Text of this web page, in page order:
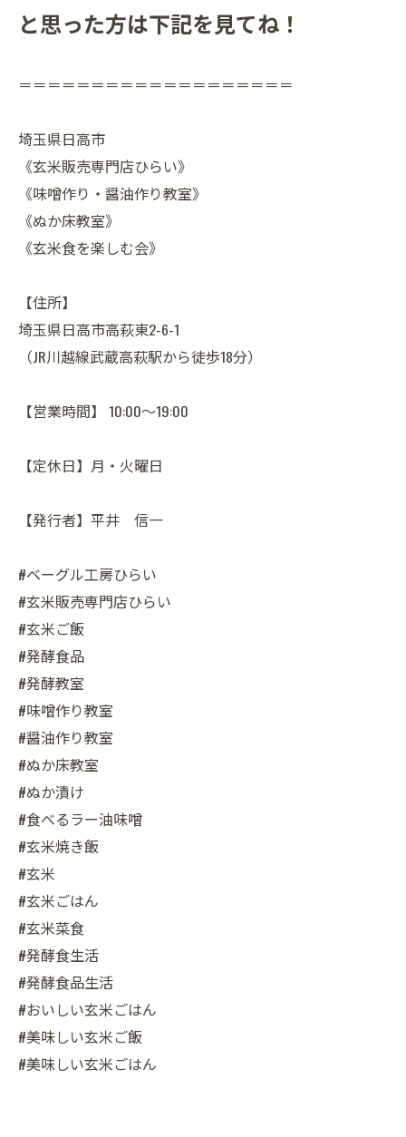
と思った方は下記を見てね！
＝＝＝＝＝＝＝＝＝＝＝＝＝＝＝＝＝＝＝
埼玉県日高市
《玄米販売専門店ひらい》
《味噌作り・醤油作り教室》
《ぬか床教室》
《玄米食を楽しむ会》
【住所】
埼玉県日高市高萩東2-6-1
（JR川越線武蔵高萩駅から徒歩18分）
【営業時間】 10:00～19:00
【定休日】月・火曜日
【発行者】平井 信一
#ベーグル工房ひらい
#玄米販売専門店ひらい
#玄米ご飯
#発酵食品
#発酵教室
#味噌作り教室
#醤油作り教室
#ぬか床教室
#ぬか漬け
#食べるラー油味噌
#玄米焼き飯
#玄米
#玄米ごはん
#玄米菜食
#発酵食生活
#発酵食品生活
#おいしい玄米ごはん
#美味しい玄米ご飯
#美味しい玄米ごはん